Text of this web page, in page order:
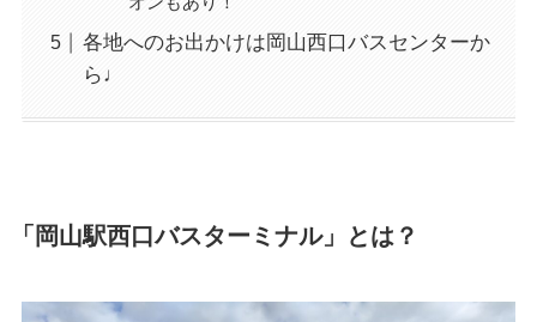
各地へのお出かけは岡山西口バスセンターか
ら♩
「岡山駅西口バスターミナル」とは？